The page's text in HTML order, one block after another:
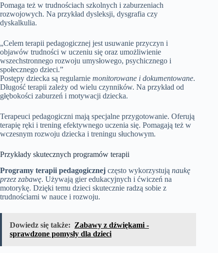
Pomaga też w trudnościach szkolnych i zaburzeniach
rozwojowych. Na przykład dysleksji, dysgrafia czy
dyskalkulia.
„Celem terapii pedagogicznej jest usuwanie przyczyn i
objawów trudności w uczeniu się oraz umożliwienie
wszechstronnego rozwoju umysłowego, psychicznego i
społecznego dzieci.”
Postępy dziecka są regularnie monitorowane i dokumentowane.
Długość terapii zależy od wielu czynników. Na przykład od
głębokości zaburzeń i motywacji dziecka.
Terapeuci pedagogiczni mają specjalne przygotowanie. Oferują
terapię ręki i trening efektywnego uczenia się. Pomagają też w
wczesnym rozwoju dziecka i treningu słuchowym.
Przykłady skutecznych programów terapii
Programy terapii pedagogicznej często wykorzystują naukę
przez zabawę. Używają gier edukacyjnych i ćwiczeń na
motorykę. Dzięki temu dzieci skutecznie radzą sobie z
trudnościami w nauce i rozwoju.
Dowiedz się także: Zabawy z dźwiękami -
sprawdzone pomysły dla dzieci